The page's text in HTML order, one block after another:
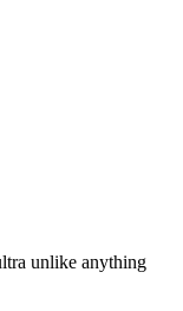
unlike anything